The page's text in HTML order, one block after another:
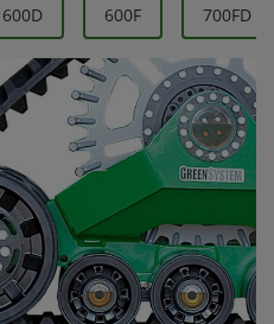
600D 600F 700FD